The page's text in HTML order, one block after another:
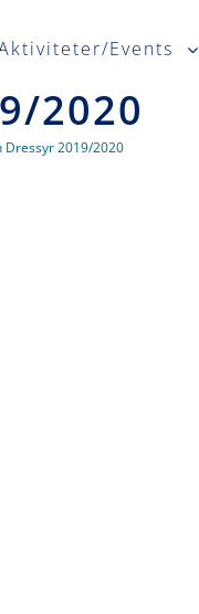
Events
2020
Dressyr 2019/2020